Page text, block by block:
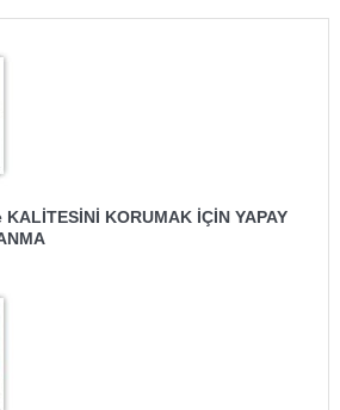
KORUMAK İÇİN YAPAY